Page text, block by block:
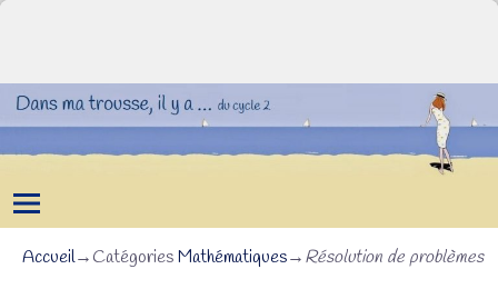
Accueil→CatégoriesMathématiques→Résolution de problèmes